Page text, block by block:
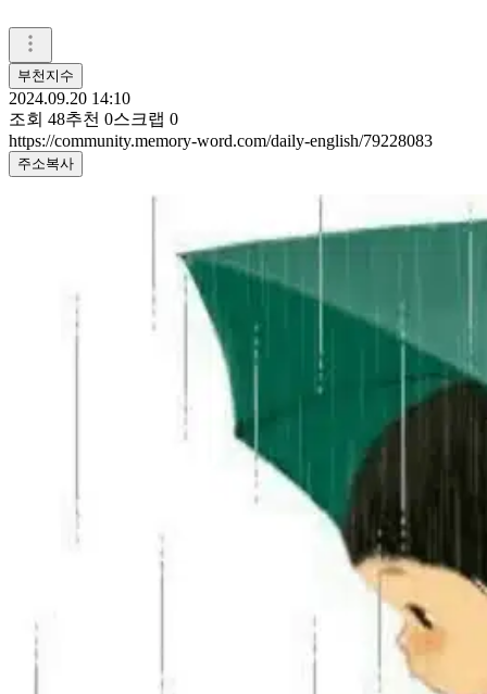
부천지수
2024.09.20 14:10
조회 48추천 0스크랩 0
https://community.memory-word.com/daily-english/79228083
주소복사